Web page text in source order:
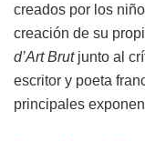
creados por los
creación de su
d’Art Brutjunto al
escritor y poeta
principales